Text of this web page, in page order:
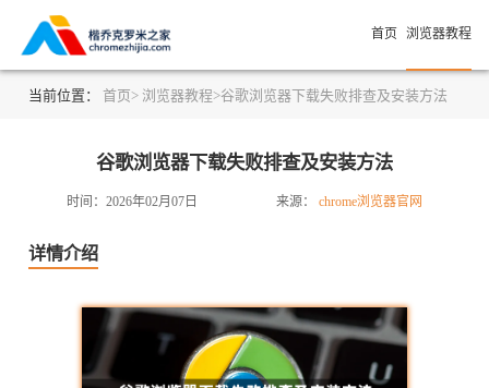
首页 浏览器教程
当前位置： 首页> 浏览器教程>谷歌浏览器下载失败排查及安装方法
谷歌浏览器下载失败排查及安装方法
时间：2026年02月07日 来源： chrome浏览器官网
详情介绍